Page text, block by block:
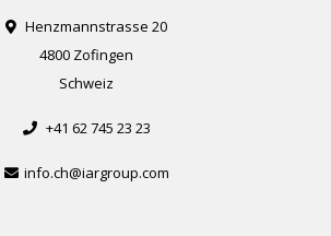
Henzmannstrasse 20
4800 Zofingen
Schweiz
+41 62 745 23 23
info.ch@iargroup.com